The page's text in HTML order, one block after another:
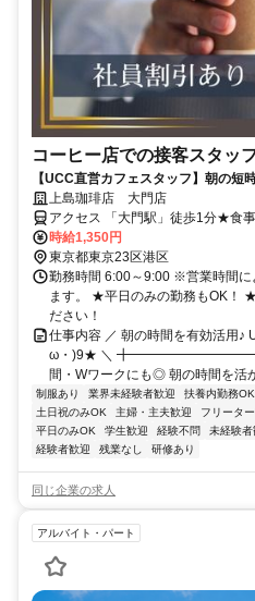
コーヒー店での接客スタッ
【UCC直営カフェスタッフ】朝の
OK│スタッフ割引あり
上島珈琲店 大門店
アクセス 「大門駅」徒歩1分★食
時給1,350円
東京都東京23区港区
勤務時間 6:00～9:00 ※営業時間に
ます。 ★平日のみの勤務もOK！
ださい！
仕事内容 ／ 朝の時間を有効活用♪
ω・)9★ ＼
間・Wワークにも◎ 朝の時間を活
制服あり 業界未経験者歓迎 扶養内勤務OK
土日祝のみOK
主婦・主夫歓迎 フリータ
平日のみOK
学生歓迎 経験不問 未経験者
経験者歓迎
残業なし 研修あり
同じ企業の求人
アルバイト・パート